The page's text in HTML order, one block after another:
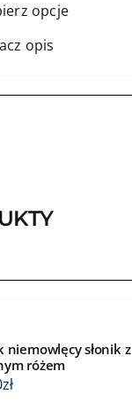
opcje
opis
niemowlęcy słonik z
różem
zł